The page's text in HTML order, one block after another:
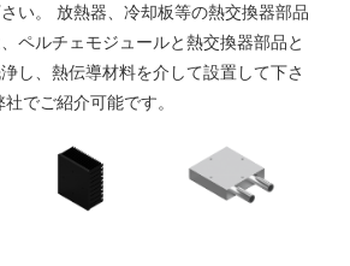
い。 放熱器、冷却板等の熱交換器部品
ペルチェモジュールと熱交換器部品と
し、熱伝導材料を介して設置して下さ
でご紹介可能です。